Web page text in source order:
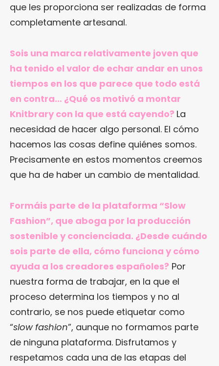
que les proporciona ser realizadas de forma
completamente artesanal.
Sois una marca relativamente joven que
ha tenido el valor de echar andar en unos
tiempos en los que parece que todo está
en contra… ¿Qué os motivó a montar
Knitbrary con la que está cayendo? La
necesidad de hacer algo personal. El cómo
hacemos las cosas define quiénes somos.
Precisamente en estos momentos creemos
que ha de haber un cambio de mentalidad.
Formáis parte de la plataforma “Slow
Fashion”, que aboga por la producción
sostenible y concienciada. ¿Desde cuándo
sois parte de ella, cómo funciona y cómo
ayuda a los creadores españoles? Por
nuestra forma de trabajar, en la que el
proceso determina los tiempos y no al
contrario, se nos puede etiquetar como
“slow fashion”, aunque no formamos parte
de ninguna plataforma. Disfrutamos y
respetamos cada una de las etapas del